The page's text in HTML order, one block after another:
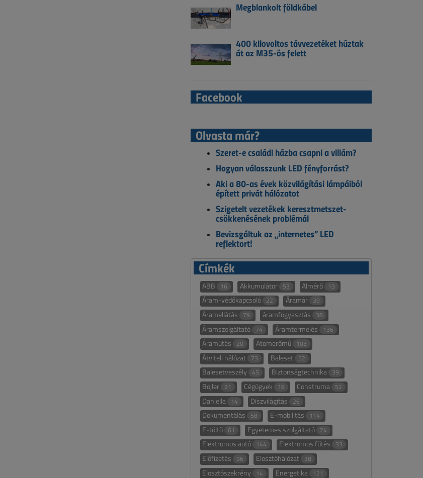
Megblankolt földkábel
400 kilovoltos távvezetéket húztak
át az M35-ös felett
Facebook
Olvasta már?
Szeret-e családi házba csapni a villám?
Hogyan válasszunk LED fényforrást?
Aki a 80-as évek közvilágítási lámpáiból
épített privát hálózatot
Szigetelt vezetékek keresztmetszet-
csökkenésének problémái
Bevizsgáltuk az „internetes” LED
reflektort!
Címkék
ABB 16 Akkumulátor 53 Almérő 13
Áram-védőkapcsoló 22 Áramár 39
Áramellátás 79 áramfogyasztás 38
Áramszolgáltató 74 Áramtermelés 136
Áramütés 20 Atomerőmű 103
Átviteli hálózat 73 Baleset 52
Balesetveszély 45 Biztonságtechnika 39
Bojler 21 Cégügyek 18 Construma 52
Daniella 14 Díszvilágítás 26
Dokumentálás 58 E-mobilitás 114
E-töltő 61 Egyetemes szolgáltató 24
Elektromos autó 144 Elektromos fűtés 33
Előfizetés 96 Elosztóhálózat 38
Elosztószekrény 14 Energetika 121